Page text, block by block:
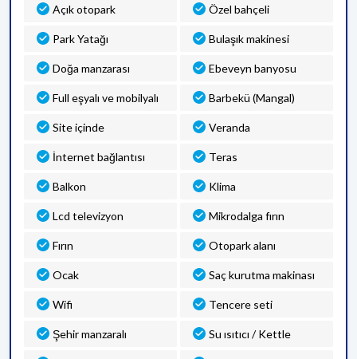
Açık otopark Özel bahçeli
Park Yatağı Bulaşık makinesi
Doğa manzarası Ebeveyn banyosu
Full eşyalı ve mobilyalı Barbekü (Mangal)
Site içinde Veranda
İnternet bağlantısı Teras
Balkon Klima
Lcd televizyon Mikrodalga fırın
Fırın Otopark alanı
Ocak Saç kurutma makinası
Wifi Tencere seti
Şehir manzaralı Su ısıtıcı / Kettle